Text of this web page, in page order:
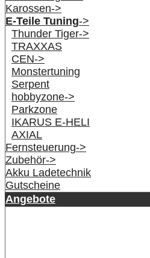
Karossen->
E-Teile Tuning->
Thunder Tiger->
TRAXXAS
CEN->
Monstertuning
Serpent
hobbyzone->
Parkzone
IKARUS E-HELI
AXIAL
Fernsteuerung->
Zubehör->
Akku Ladetechnik
Gutscheine
Angebote